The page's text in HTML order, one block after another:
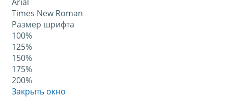
Arial
Times New Roman
Размер шрифта
100%
125%
150%
175%
200%
Закрыть окно